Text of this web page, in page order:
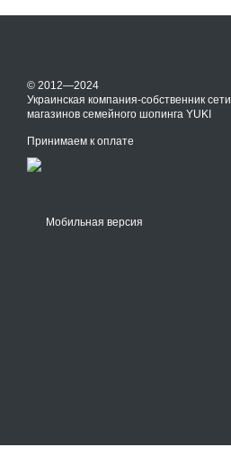
© 2012—2024
Украинская компания-собственник сети
магазинов семейного шопинга YUKI
Принимаем к оплате
Мобильная версия